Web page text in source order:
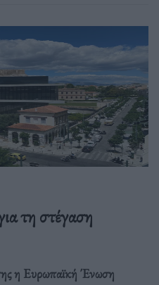
τη στέγαση
η Ευρωπαϊκή Ένωση